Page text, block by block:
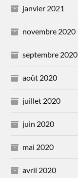
janvier 2021
novembre 2020
septembre 2020
août 2020
juillet 2020
juin 2020
mai 2020
avril 2020